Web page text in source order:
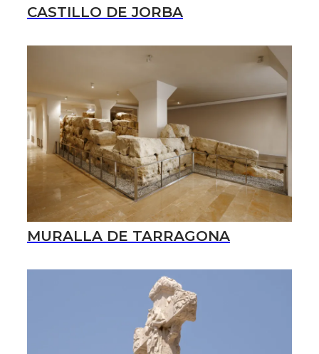
CASTILLO DE JORBA
MURALLA DE TARRAGONA